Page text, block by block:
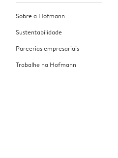
Sobre a Hofmann
Sustentabilidade
Parcerias empresariais
Trabalhe na Hofmann